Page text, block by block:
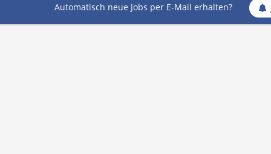
Automatisch neue Jobs per E-Mail erhalten?